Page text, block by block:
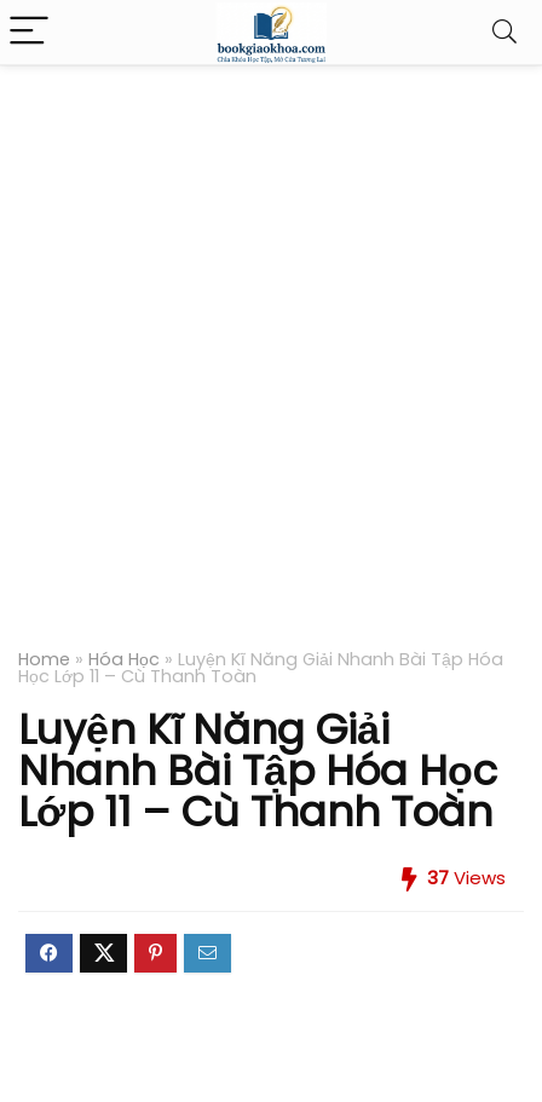
Home » Hóa Học » Luyện Kĩ Năng Giải Nhanh Bài Tập Hóa
Học Lớp 11 – Cù Thanh Toàn
Luyện Kĩ Năng Giải
Nhanh Bài Tập Hóa Học
Lớp 11 – Cù Thanh Toàn
37Views